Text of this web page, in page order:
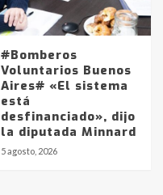
#Bomberos
Voluntarios Buenos
Aires# «El sistema
está
desfinanciado», dijo
la diputada Minnard
5 agosto, 2026